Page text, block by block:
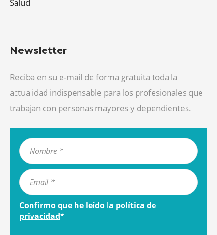
Salud
Newsletter
Reciba en su e-mail de forma gratuita toda la
actualidad indispensable para los profesionales que
trabajan con personas mayores y dependientes.
Confirmo que he leído la política de
privacidad*